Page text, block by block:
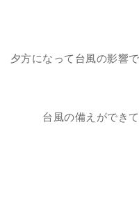
夕方になって台風の影響
台風の備えができ